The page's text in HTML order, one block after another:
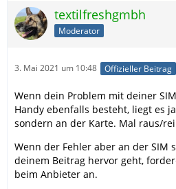
textilfreshgmbh
Moderator
3. Mai 2021 um 10:48 Offizieller Beitrag
Wenn dein Problem mit deiner
Handy ebenfalls besteht, liegt es
sondern an der Karte. Mal raus/
Wenn der Fehler aber an der SIM
deinem Beitrag hervor geht,
beim Anbieter an.